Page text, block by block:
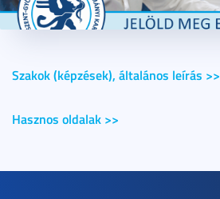
Szakok (képzések), általános leírás >>
Hasznos oldalak >>